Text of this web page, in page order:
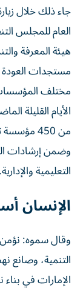
جاء ذلك خلال
العام للمجلس
هيئة المعرفة
مستجدات العودة
مختلف المؤسسات
من 450
وضمن إرشادات
التعليمية والإدارية.
الإنسان
وقال سموه:
التنمية، وصانع
الإمارات في